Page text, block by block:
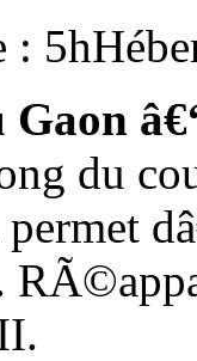
: 5h
du
permet